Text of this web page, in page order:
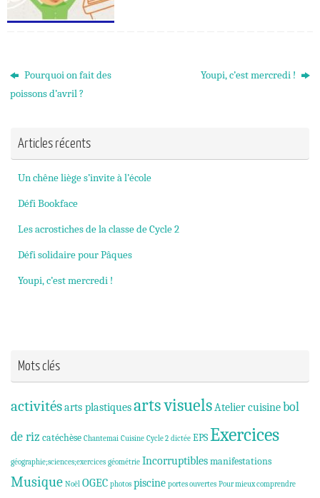
Pourquoi on fait des
poissons d’avril ?
Youpi, c’est mercredi !
Articles récents
Un chêne liège s’invite à l’école
Défi Bookface
Les acrostiches de la classe de Cycle 2
Défi solidaire pour Pâques
Youpi, c’est mercredi !
Mots clés
activitésarts plastiquesarts visuelsAtelier cuisinebol
de riz catéchèse Chantemai Cuisine Cycle 2 dictée EPSExercices
géographie;sciences;exercices géométrie Incorruptiblesmanifestations
Musique Noël OGEC photos piscine portes ouvertes Pour mieux comprendre